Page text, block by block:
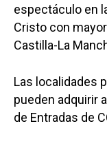
espectáculo en
Cristo con
Castilla-La
Las localidades
pueden adquirir
de Entradas de